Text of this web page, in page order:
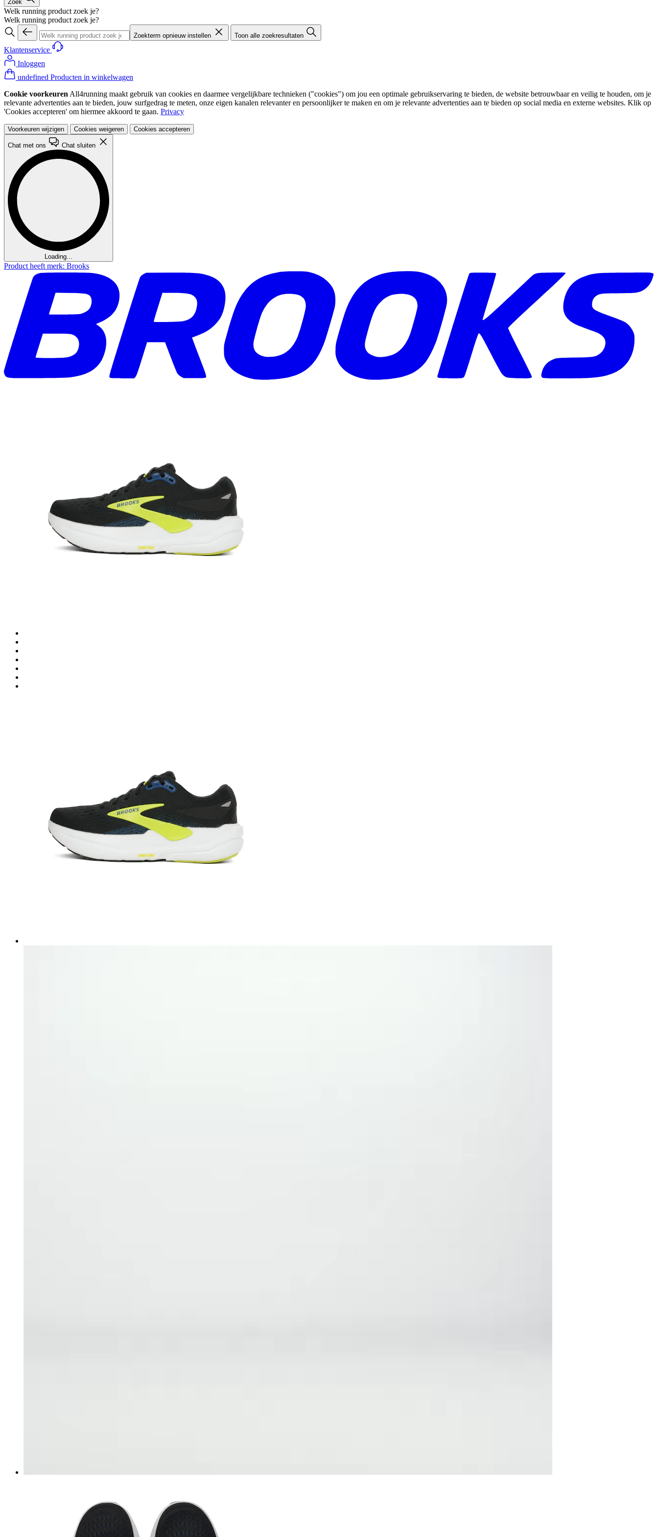
Zoek
Welk running product zoek je?
Welk running product zoek je?
Zoekterm opnieuw instellen Toon alle zoekresultaten
Klantenservice
Inloggen
undefined Producten in winkelwagen
Cookie voorkeuren All4running maakt gebruik van cookies en daarmee vergelijkbare technieken ("cookies") om jou een optimale gebruikservaring te bieden, de website betrouwbaar en veilig te houden, om je
relevante advertenties aan te bieden, jouw surfgedrag te meten, onze eigen kanalen relevanter en persoonlijker te maken en om je relevante advertenties aan te bieden op social media en externe websites. Klik op
'Cookies accepteren' om hiermee akkoord te gaan. Privacy
Voorkeuren wijzigen Cookies weigeren Cookies accepteren
Chat met ons Chat sluiten
Loading...
Product heeft merk: Brooks